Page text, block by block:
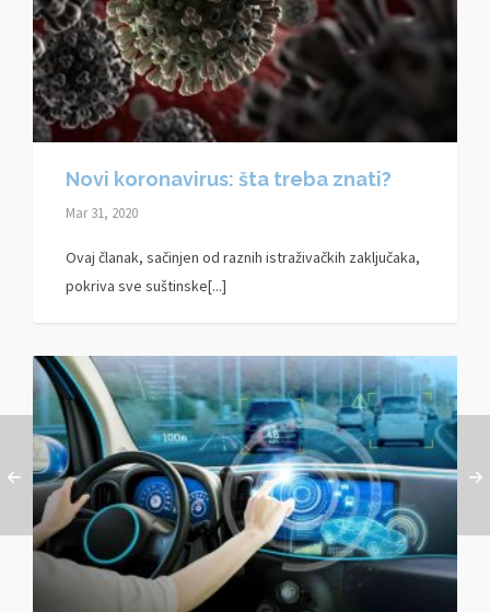
Novi koronavirus: šta treba znati?
Mar 31, 2020
Ovaj članak, sačinjen od raznih istraživačkih zaključaka,
pokriva sve suštinske[...]